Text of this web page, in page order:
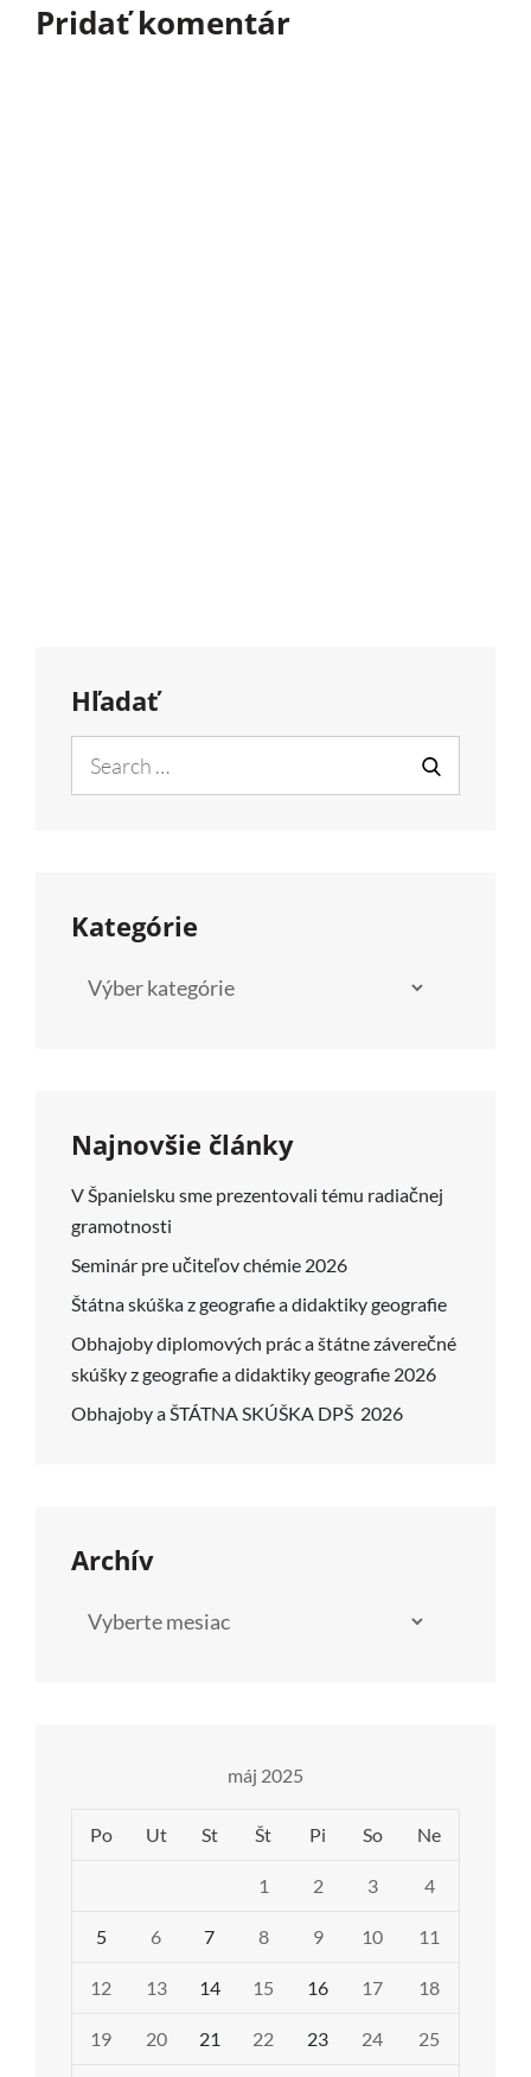
Pridať komentár
Hľadať
for:
SEARCH
Kategórie
Kategórie
Najnovšie články
V Španielsku sme prezentovali tému radiačnej
gramotnosti
Seminár pre učiteľov chémie 2026
Štátna skúška z geografie a didaktiky geografie
Obhajoby diplomových prác a štátne záverečné
skúšky z geografie a didaktiky geografie 2026
Obhajoby a ŠTÁTNA SKÚŠKA DPŠ 2026
Archív
Archív
máj 2025
Po Ut St Št Pi So Ne
1 2 3 4
5 6 7 8 9 10 11
12 13 14 15 16 17 18
19 20 21 22 23 24 25